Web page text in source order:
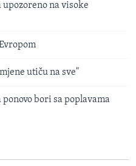
na visoke
utiču na sve"
bori sa poplavama